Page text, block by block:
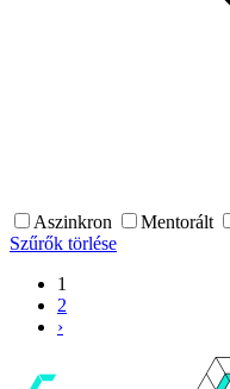
Aszinkron Mentorált
Szűrők törlése
1
2
›